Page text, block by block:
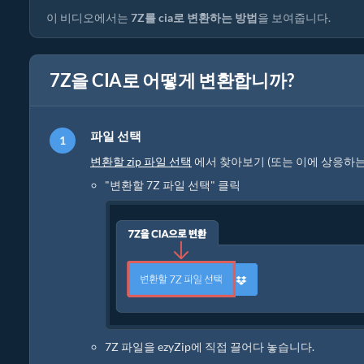
이 비디오에서는 7Z를 cia로 변환하는 방법을 보여줍니다.
7Z을 CIA로 어떻게 변환합니까?
파일 선택
변환할 zip 파일 선택 에서 찾아보기 (또는 이에 상응하
"변환할 7Z 파일 선택" 클릭
7Z 파일을 ezyZip에 직접 끌어다 놓습니다.